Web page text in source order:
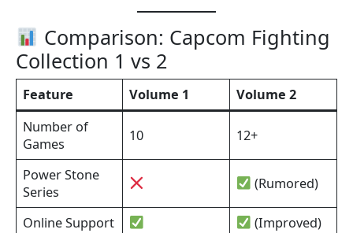
Comparison: Capcom Fighting
Collection 1 vs 2
Feature Volume 1
Volume 2
Number of
Games
10 12+
Power Stone
Series
(Rumored)
Online Support
(Improved)